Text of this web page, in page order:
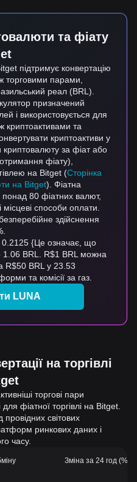
та фіату
підтримує конвертацію
торговими парами,
реал (BRL).
призначений
і використовується для
криптоактивами та
криптоактиви у
криптовалюту за фіат або
фіату),
на Bitget (Сторінка
на Bitget). Фіатна
понад 80 фіатних валют,
місцеві способи оплати.
здійснення
0.2125 {Це означає, що
1.06 BRL. R$1 BRL можна
R$50 BRL у 23.53
та комісії за газ.
LUNA
на торгівлі
торгові пари
фіатної торгівлі на Bitget.
провідних світових
ринкових даних і
часу.
Зміна за 24 год (%)